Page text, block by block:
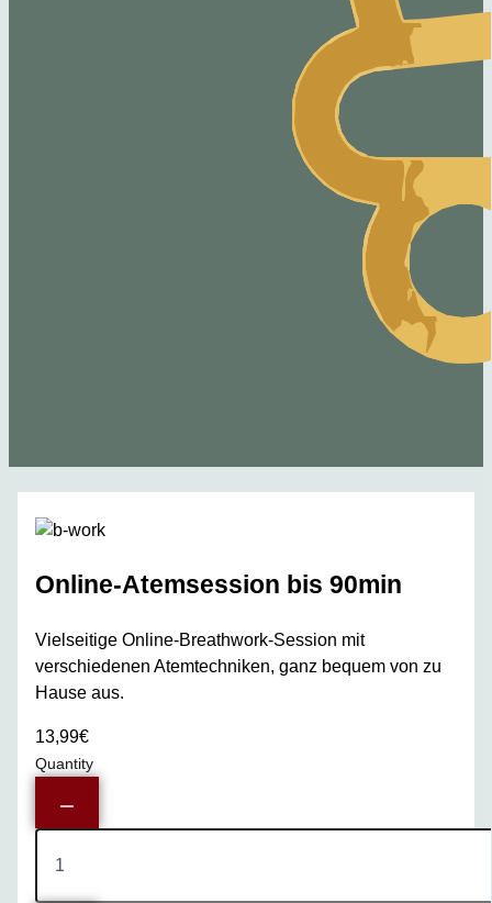
Online-Atemsession bis 90min
Vielseitige Online-Breathwork-Session mit
verschiedenen Atemtechniken, ganz bequem von zu
Hause aus.
13,99€
Quantity